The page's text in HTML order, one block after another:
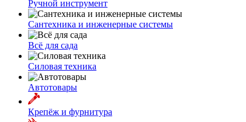
Ручной инструмент
Сантехника и инженерные системы
Всё для сада
Силовая техника
Автотовары
Крепёж и фурнитура